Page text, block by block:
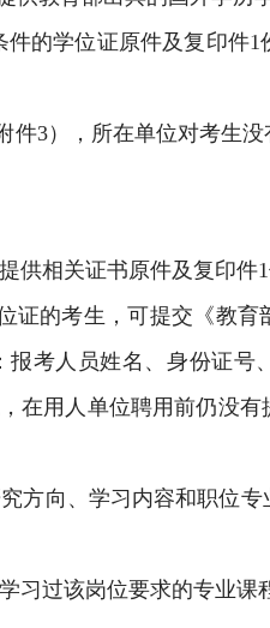
件的学位证原件及复印件1
件3），所在单位对考生
供相关证书原件及复印件1
证的考生，可提交《教
考人员姓名、身份证号
在用人单位聘用前仍没
方向、学习内容和职位
过该岗位要求的专业课